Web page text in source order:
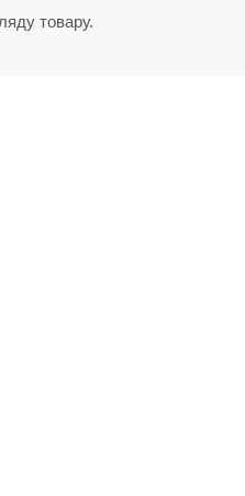
товару.